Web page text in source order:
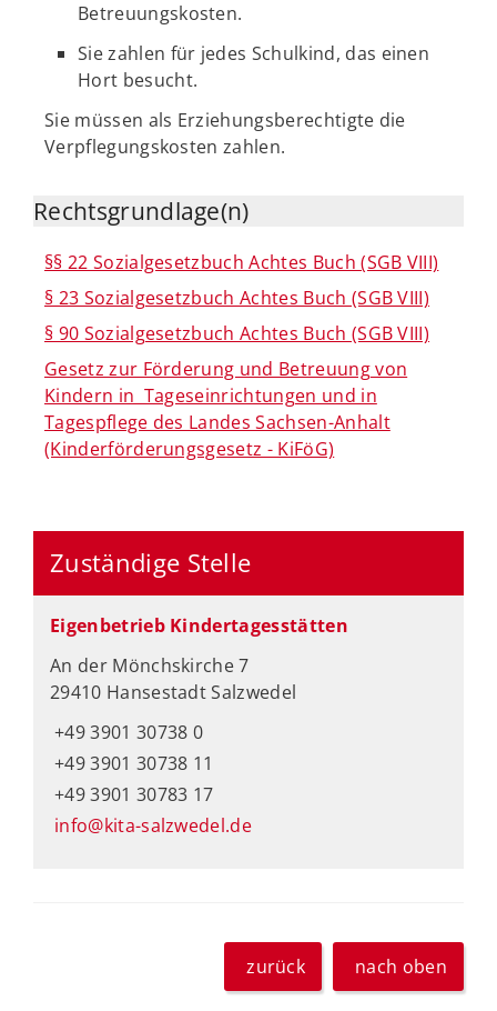
Betreuungskosten.
Sie zahlen für jedes Schulkind, das einen
Hort besucht.
Sie müssen als Erziehungsberechtigte die
Verpflegungskosten zahlen.
Rechtsgrundlage(n)
§§ 22 Sozialgesetzbuch Achtes Buch (SGB VIII)
§ 23 Sozialgesetzbuch Achtes Buch (SGB VIII)
§ 90 Sozialgesetzbuch Achtes Buch (SGB VIII)
Gesetz zur Förderung und Betreuung von
Kindern in Tageseinrichtungen und in
Tagespflege des Landes Sachsen-Anhalt
(Kinderförderungsgesetz - KiFöG)
Zuständige Stelle
Eigenbetrieb Kindertagesstätten
An der Mönchskirche 7
29410 Hansestadt Salzwedel
+49 3901 30738 0
+49 3901 30738 11
+49 3901 30783 17
info@kita-salzwedel.de
zurück nach oben